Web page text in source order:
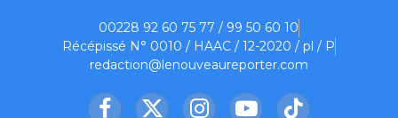
00228 92 60 75 77 / 99 50 60 10
Récépissé N° 0010 / HAAC / 12-2020 / pl / P
redaction@lenouveaureporter.com